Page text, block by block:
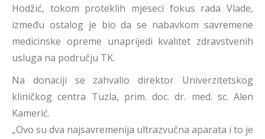
Hodžić, tokom proteklih mjeseci fokus rada Vlade,
između ostalog je bio da se nabavkom savremene
medicinske opreme unaprijedi kvalitet zdravstvenih
usluga na području TK.
Na donaciji se zahvalio direktor Univerzitetskog
kliničkog centra Tuzla, prim. doc. dr. med. sc. Alen
Kamerić.
„Ovo su dva najsavremenija ultrazvučna aparata i to je